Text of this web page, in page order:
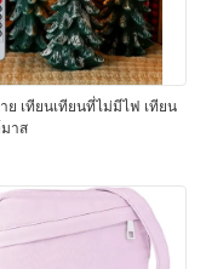
ย เทียนเทียนที่ไม่มีไฟ เทียน
าส